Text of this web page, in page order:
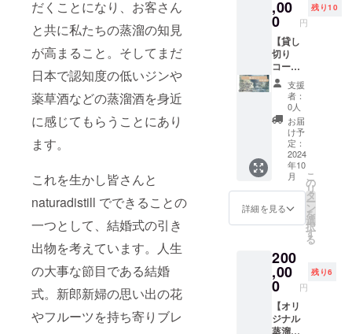
だくことになり、お客さん
と共に私たちの蒸溜の知見
が高まること。そしてまだ
日本で認知度の低いジンや
薬草酒などの蒸溜酒を身近
に感じてもらうことにあり
ます。
これを生かし皆さんと
naturadistill でできることの
一つとして、結婚式の引き
出物を考えています。人生
の大事な節目である結婚
式。新郎新婦の思い出の花
やフルーツを持ち寄りブレ
このT
シャツ
初仕込
みの蒸
溜酒
（ジ
ン）
（500m
l/1本）
この蒸
留所で
初めて
仕込ん
だ蒸溜
酒（ジ
ン）を
りでお
届けし
ます。
満の者
による
開業記
念パー
ティー
にご招
待しま
す。
2024年
9月頃、
川内村
の蒸溜
所にて
開催予
定で
す。 ●
オリジ
ナルT
シャツ
naturad
りのオ
リジナ
ルTシャ
ツをお
届けし
ます。
サイズ
す。 ●
お礼の
お手紙
（1枚）
心を込
めて感
謝のお
手紙を
お送り
しま
す。 ●
オープ
ニング
パー
ティー
参加チ
ケット
（1枚）
関係者
限定の
開業記
念パー
ティー
にご招
待しま
,00
0 円
残り10
【貸し
切り
コー
ス】 ●
オリジ
ナルス
テッ
カー（1
枚）
naturad
istillの
オリジ
ナルス
テッ
カーを
す。 ●
お礼の
お手紙
（1枚）
心を込
めて感
謝のお
支援
者：
0人
お届
け予
定：
2024
年10
月
詳細を見る
こ
の
リ
タ
ー
ン
を
選
択
す
る
200
,00
0 円
残り6
【オリ
ジナル
蒸溜酒